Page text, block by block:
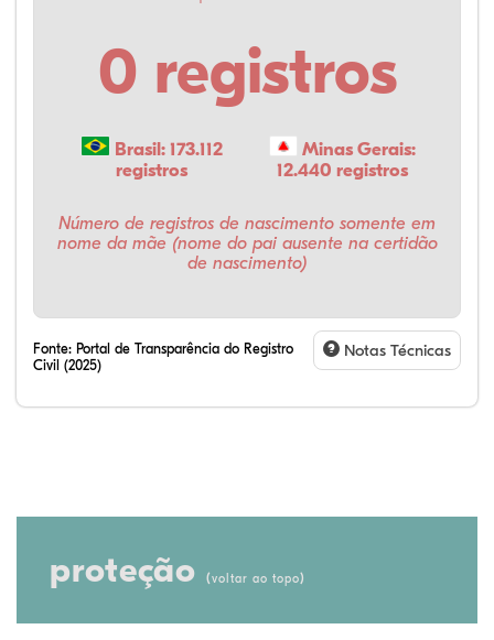
0 registros
Brasil: 173.112
registros
Minas Gerais:
12.440 registros
Número de registros de nascimento somente em
nome da mãe (nome do pai ausente na certidão
de nascimento)
Fonte: Portal de Transparência do Registro
Civil (2025)
Notas Técnicas
proteção (voltar ao topo)